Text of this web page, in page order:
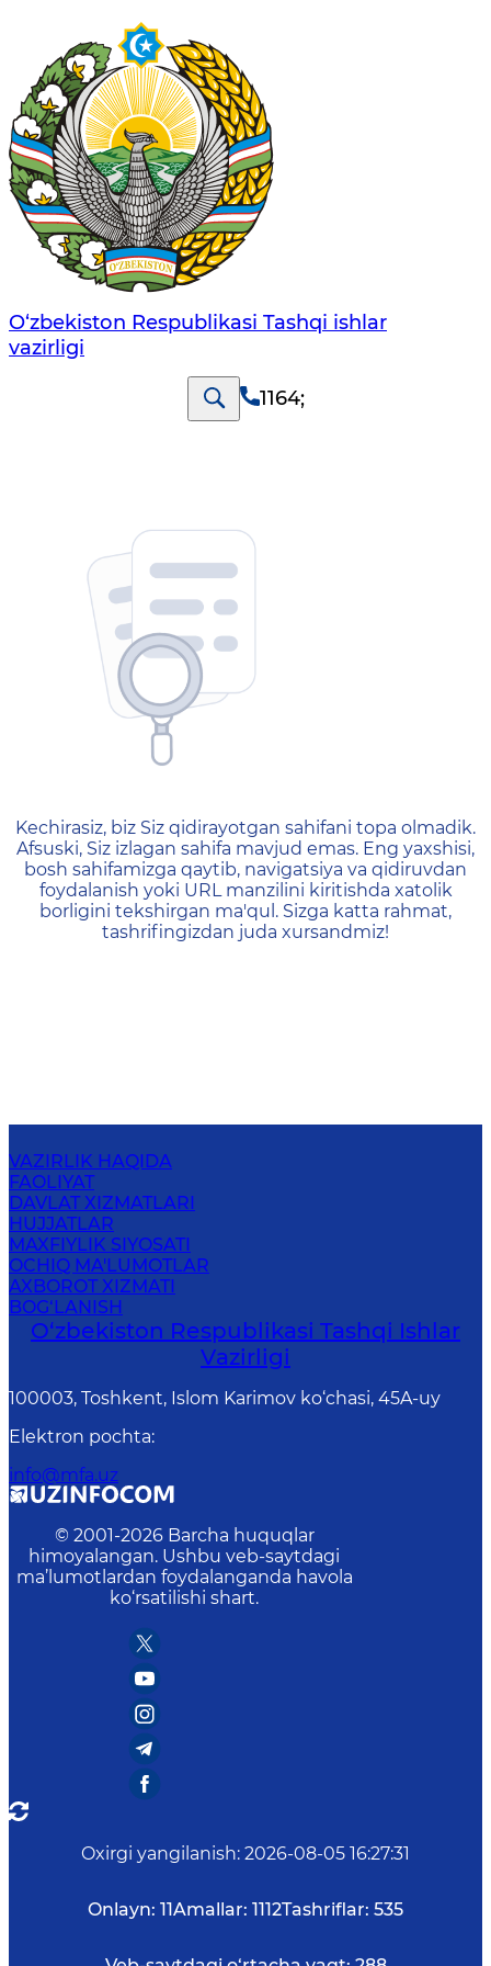
O‘zbеkistоn Rеspublikаsi Tashqi ishlаr
vаzirligi
1164;
404 — Страница не
Kechirasiz, biz Siz qidirayotgan sahifani topa olmadik.
Afsuski, Siz izlagan sahifa mavjud emas. Eng yaxshisi,
bosh sahifamizga qaytib, navigatsiya va qidiruvdan
foydalanish yoki URL manzilini kiritishda xatolik
borligini tekshirgan ma'qul. Sizga katta rahmat,
tashrifingizdan juda xursandmiz!
VAZIRLIK HAQIDA
FAOLIYAT
DAVLAT XIZMATLARI
HUJJATLAR
MAXFIYLIK SIYOSATI
OCHIQ MA'LUMOTLAR
AXBOROT XIZMATI
BOG‘LANISH
O‘zbеkistоn Rеspublikаsi Tashqi Ishlаr
Vаzirligi
100003, Toshkent, Islom Karimov ko‘chasi, 45A-uy
Elektron pochta:
info@mfa.uz
© 2001-2026 Barcha huquqlar
himoyalangan. Ushbu veb-saytdagi
ma’lumotlardan foydalanganda havola
ko‘rsatilishi shart.
Oxirgi yangilanish: 2026-08-05 16:27:31
Onlayn: 11Amallar: 1112Tashriflar: 535